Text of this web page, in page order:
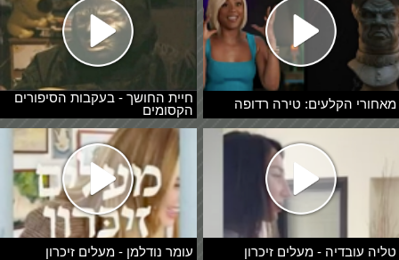
מאחורי הקלעים: טירה רדופה
חיית החושך - בעקבות הסיפורים
הקסומים
טליה עובדיה - מעלים זיכרון עומר נודלמן - מעלים זיכרון